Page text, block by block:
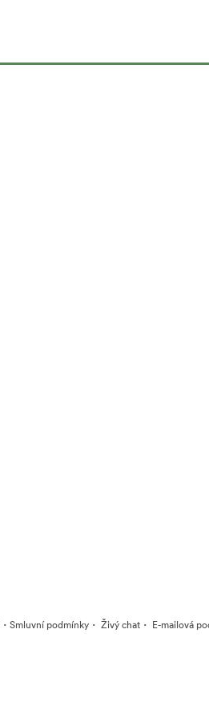
· Smluvní podmínky · Živý chat · E-mailová